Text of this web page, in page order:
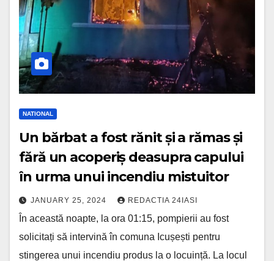
NATIONAL
Un bărbat a fost rănit și a rămas și
fără un acoperiș deasupra capului
în urma unui incendiu mistuitor
JANUARY 25, 2024 REDACTIA 24IASI
În această noapte, la ora 01:15, pompierii au fost
solicitați să intervină în comuna Icușești pentru
stingerea unui incendiu produs la o locuință. La locul